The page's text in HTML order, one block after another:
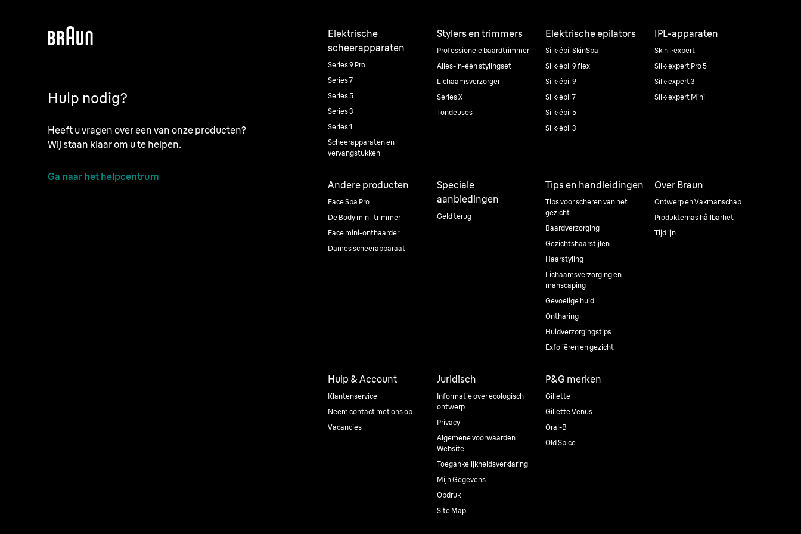
Hulp nodig?
Heeft u vragen over een van onze producten?
Wij staan klaar om u te helpen.
Ga naar het helpcentrum
Elektrische
scheerapparaten
Series 9 Pro
Series 7
Series 5
Series 3
Series 1
Scheerapparaten en
vervangstukken
Stylers en trimmers
Professionele baardtrimmer
Alles-in-één stylingset
Lichaamsverzorger
Series X
Tondeuses
Elektrische epilators
Silk·épil SkinSpa
Silk·épil 9 flex
Silk·épil 9
Silk·épil 7
Silk·épil 5
Silk·épil 3
IPL-apparaten
Skin i·expert
Silk·expert Pro 5
Silk·expert 3
Silk·expert Mini
Andere producten
Face Spa Pro
De Body mini-trimmer
Face mini-onthaarder
Dames scheerapparaat
Speciale
aanbiedingen
Geld terug
Tips en handleidingen
Tips voor scheren van het
gezicht
Baardverzorging
Gezichtshaarstijlen
Haarstyling
Lichaamsverzorging en
manscaping
Gevoelige huid
Ontharing
Huidverzorgingstips
Exfoliëren en gezicht
Over Braun
Ontwerp en Vakmanschap
Produkternas hållbarhet
Tijdlijn
Hulp & Account
Klantenservice
Neem contact met ons op
Vacancies
Juridisch
Informatie over ecologisch
ontwerp
Privacy
Algemene voorwaarden
Website
Toegankelijkheidsverklaring
Mijn Gegevens
Opdruk
Site Map
P&G merken
Gillette
Gillette Venus
Oral-B
Old Spice